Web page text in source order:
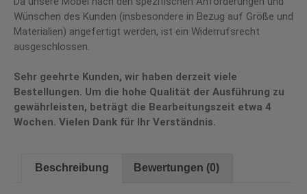
Wünschen des Kunden (insbesondere in Bezug auf Größe und
Materialien) angefertigt werden, ist ein Widerrufsrecht
ausgeschlossen.
Sehr geehrte Kunden, wir haben derzeit viele
Bestellungen. Um die hohe Qualität der Ausführung zu
gewährleisten, beträgt die Bearbeitungszeit etwa 4
Wochen. Vielen Dank für Ihr Verständnis.
Beschreibung Bewertungen (0)